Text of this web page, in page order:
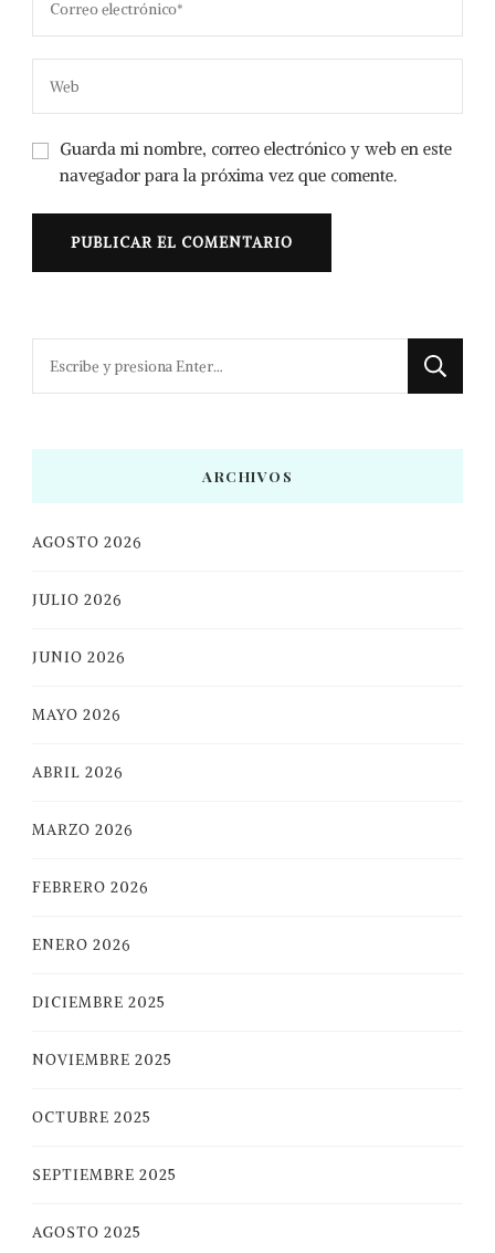
Guarda mi nombre, correo electrónico y web en este
navegador para la próxima vez que comente.
ARCHIVOS
AGOSTO 2026
JULIO 2026
JUNIO 2026
MAYO 2026
ABRIL 2026
MARZO 2026
FEBRERO 2026
ENERO 2026
DICIEMBRE 2025
NOVIEMBRE 2025
OCTUBRE 2025
SEPTIEMBRE 2025
AGOSTO 2025